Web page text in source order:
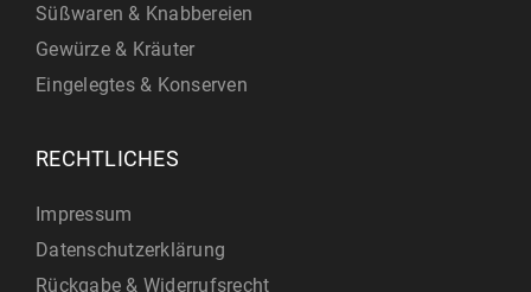
Süßwaren & Knabbereien
Gewürze & Kräuter
Eingelegtes & Konserven
RECHTLICHES
Impressum
Datenschutzerklärung
Rückgabe & Widerrufsrecht